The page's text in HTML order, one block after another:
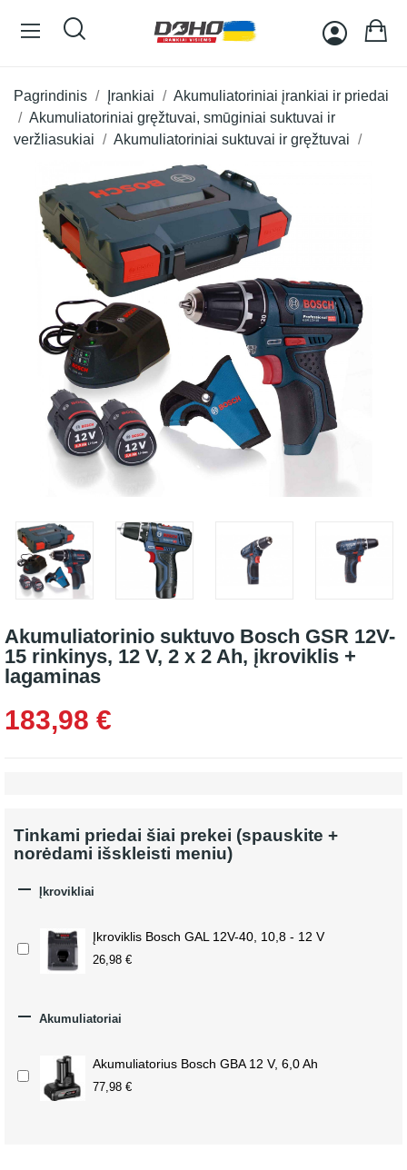
Pagrindinis Įrankiai
Akumuliatoriniai įrankiai ir priedai
Akumuliatoriniai gręžtuvai, smūginiai suktuvai ir
veržliasukiai
Akumuliatoriniai suktuvai ir gręžtuvai
Akumuliatorinio suktuvo Bosch GSR 12V-
15 rinkinys, 12 V, 2 x 2 Ah, įkroviklis +
lagaminas
183,98 €
Tinkami priedai šiai prekei (spauskite +
norėdami išskleisti meniu)
 Įkrovikliai
Įkroviklis Bosch GAL 12V-40, 10,8 - 12 V
26,98 €
 Akumuliatoriai
Akumuliatorius Bosch GBA 12 V, 6,0 Ah
77,98 €